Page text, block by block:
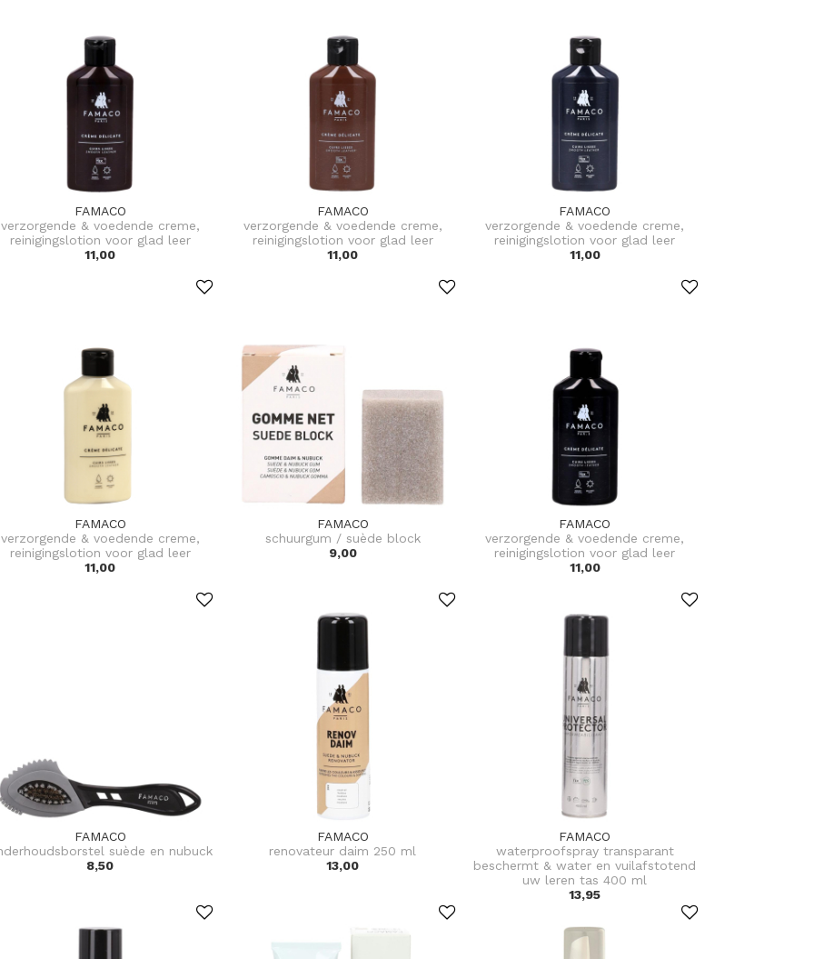
FAMACO
verzorgende & voedende creme,
reinigingslotion voor glad leer
11,00
FAMACO
verzorgende & voedende creme,
reinigingslotion voor glad leer
11,00
FAMACO
verzorgende & voedende creme,
reinigingslotion voor glad leer
11,00
FAMACO
verzorgende & voedende creme,
reinigingslotion voor glad leer
11,00
FAMACO
schuurgum / suède block
9,00
FAMACO
verzorgende & voedende creme,
reinigingslotion voor glad leer
11,00
FAMACO
suède en nubuck
8,50
FAMACO
renovateur daim 250 ml
13,00
FAMACO
waterproofspray transparant
beschermt & water en vuilafstotend
uw leren tas 400 ml
13,95